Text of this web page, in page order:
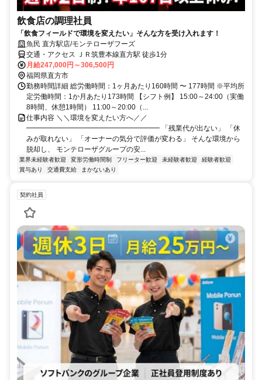
飲食店の調理社員
「飲食フィールドで環境を変えたい」そんな方を受け入れます！
魚民 直方駅店/モンテローザフーズ
交通・アクセス ＪＲ筑豊本線直方駅 徒歩1分
月給247,000円～306,500円
福岡県直方市
勤務時間詳細 総労働時間：1ヶ月あたり160時間 〜 177時間 ※平均所
定労働時間：1か月あたり173時間 【シフト例】 15:00～24:00（実働
8時間、休憩1時間） 11:00～20:00（...
仕事内容 ＼＼環境を変えたい方へ／／
━━━━━━━━━━━━━━━━━━━ 「残業代が出ない」 「休
みが取れない」 「オーナーの気分で評価が変わる」 そんな環境から
脱却し、 モンテローザグループの安...
業界未経験者歓迎 変形労働時間制 フリーター歓迎 未経験者歓迎
経験者歓迎
賞与あり
交通費支給 まかないあり
契約社員